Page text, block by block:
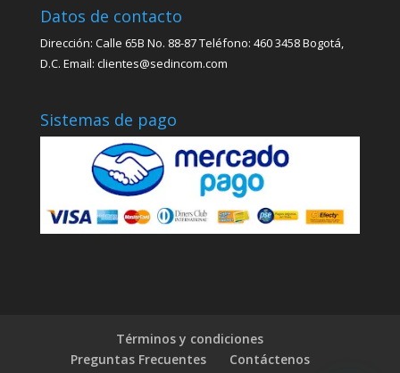
Datos de contacto
Dirección: Calle 65B No. 88-87 Teléfono: 460 3458 Bogotá,
D.C. Email: clientes@sedincom.com
Sistemas de pago
Términos y condiciones
Preguntas Frecuentes
Contáctenos